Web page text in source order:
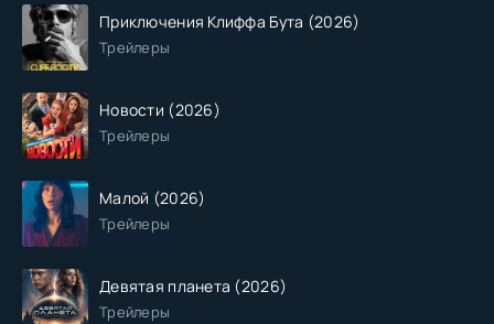
Приключения Клиффа Бута (2026)
Трейлеры
Новости (2026)
Трейлеры
Малой (2026)
Трейлеры
Девятая планета (2026)
Трейлеры